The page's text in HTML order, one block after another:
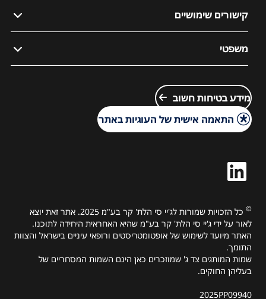
מי אנחנו?
אתר הזמנות
מפת האתר
קישורים שימושיים
צור קשר
מדיניות החלפות וביטולי עסקה
קריירה ב-J&J
Medical Information Request
משפטי
הוראות שימוש במוצר
מידע בטיחות חשוב
מידע בטיחות חשוב
התאמה אישית של העוגיות באתר
©
כל הזכויות שמורות לג'יי סי הלת' קר בע"מ 2025. אתר זאת יוצא
לאור על ידי ג'יי סי הלת' קר בע"מ שהיא האחראית היחידה לתוכנו.
האתר מיועד לשימוש של אופטומטריסטים ורופאי עיניים בישראל והצוות
התומך.
שמות המותגים צד ג' שמוזכרים כאן הינם השמות המסחריים של
בעליהן החוקים.
2025PP09940